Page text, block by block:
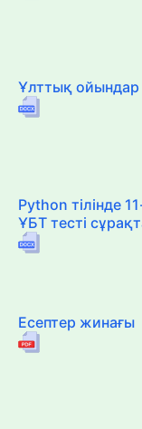
Ұлттық ойындар
Python тілінде
ҰБТ тесті
Есептер жинағы